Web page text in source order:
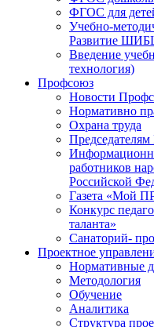
ФГОС для
Учебно-
Развитие
Введение
технология)
Профсоюз
Новости
Нормативно
Охрана труда
работников
Российской
Газета «Мой
Конкурс
таланта»
Санаторий-
Проектное
Нормативные
Методология
Обучение
Аналитика
Структура